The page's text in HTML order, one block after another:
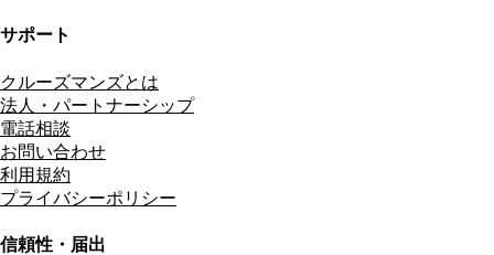
サポート
クルーズマンズとは
法人・パートナーシップ
電話相談
お問い合わせ
利用規約
プライバシーポリシー
信頼性・届出